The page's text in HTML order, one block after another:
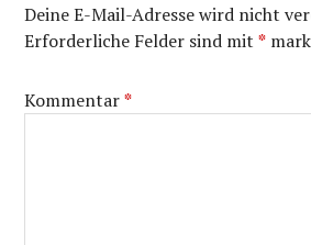
Deine E-Mail-Adresse wird nicht
Erforderliche Felder sind mit*
Kommentar*